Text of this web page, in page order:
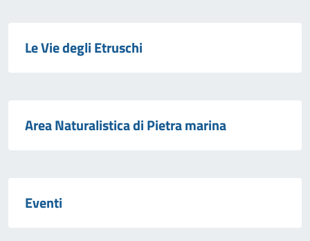
Le Vie degli Etruschi
Area Naturalistica di Pietra marina
Eventi